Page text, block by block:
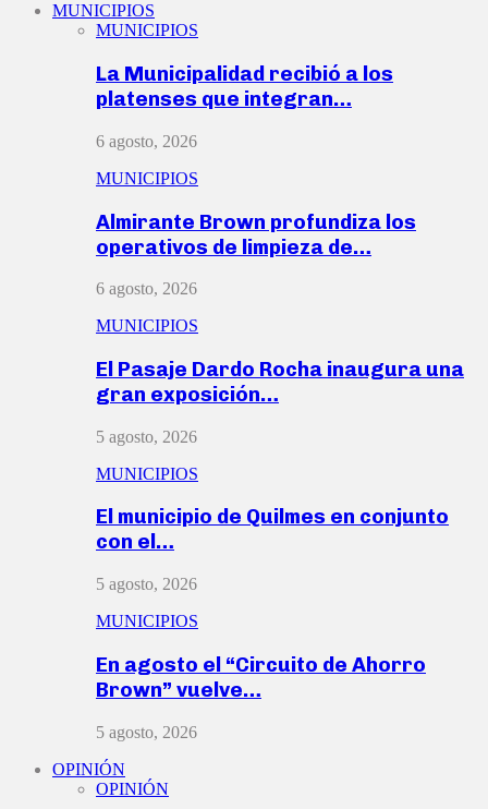
MUNICIPIOS
MUNICIPIOS
La Municipalidad recibió a los
platenses que integran…
6 agosto, 2026
MUNICIPIOS
Almirante Brown profundiza los
operativos de limpieza de…
6 agosto, 2026
MUNICIPIOS
El Pasaje Dardo Rocha inaugura una
gran exposición…
5 agosto, 2026
MUNICIPIOS
El municipio de Quilmes en conjunto
con el…
5 agosto, 2026
MUNICIPIOS
En agosto el “Circuito de Ahorro
Brown” vuelve…
5 agosto, 2026
OPINIÓN
OPINIÓN